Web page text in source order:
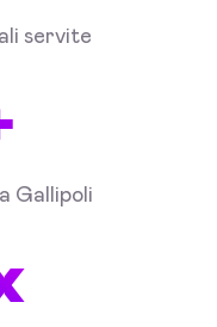
servite
Gallipoli